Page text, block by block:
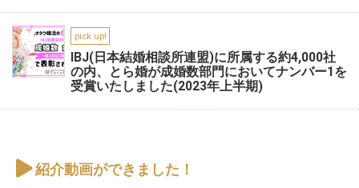
pick up!
IBJ(日本結婚相談所連盟)に所属する約4,000社
の内、とら婚が成婚数部門においてナンバー1を
受賞いたしました(2023年上半期)
紹介動画ができました！